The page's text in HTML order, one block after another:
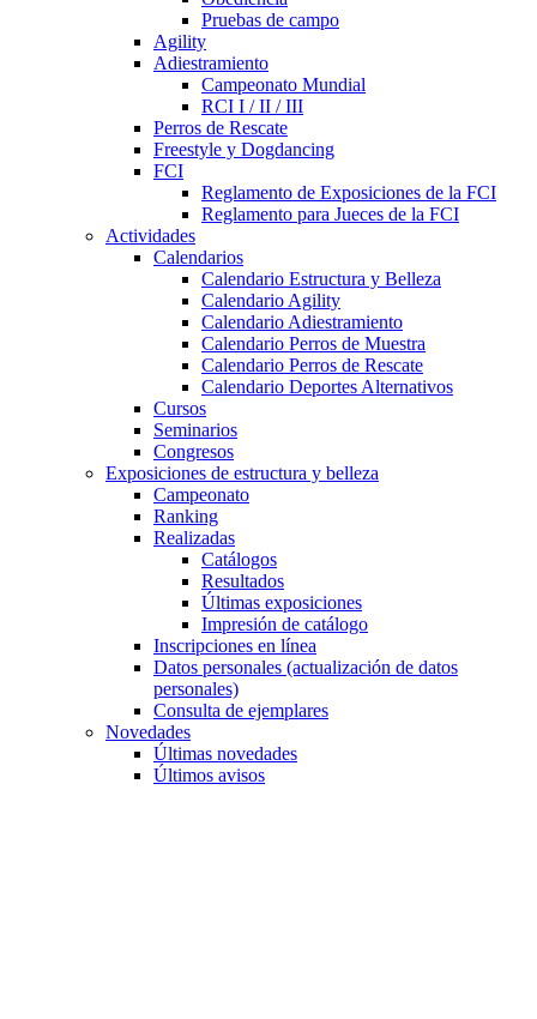
Pruebas de campo
Agility
Adiestramiento
Campeonato Mundial
RCI I / II / III
Perros de Rescate
Freestyle y Dogdancing
FCI
Reglamento de Exposiciones de la FCI
Reglamento para Jueces de la FCI
Actividades
Calendarios
Calendario Estructura y Belleza
Calendario Agility
Calendario Adiestramiento
Calendario Perros de Muestra
Calendario Perros de Rescate
Calendario Deportes Alternativos
Cursos
Seminarios
Congresos
Exposiciones de estructura y belleza
Campeonato
Ranking
Realizadas
Catálogos
Resultados
Últimas exposiciones
Impresión de catálogo
Inscripciones en línea
Datos personales (actualización de datos
personales)
Consulta de ejemplares
Novedades
Últimas novedades
Últimos avisos